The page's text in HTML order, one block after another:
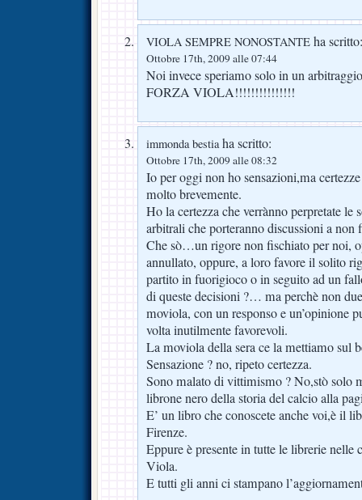
VIOLA SEMPRE NONOSTANTE ha scritto:
Ottobre 17th, 2009 alle 07:44
Noi invece speriamo solo in un
FORZA VIOLA!!!!!!!!!!!!!!!
immonda bestiaha scritto:
Ottobre 17th, 2009 alle 08:32
Io per oggi non ho sensazioni,ma
molto brevemente.
Ho la certezza che verrànno perpretate le
arbitrali che porteranno discussioni a non
Che sò…un rigore non fischiato per noi,
annullato, oppure, a loro favore il solito
partito in fuorigioco o in seguito ad un
di queste decisioni ?… ma perchè non
moviola, con un responso e un’opinione
volta inutilmente favorevoli.
La moviola della sera ce la mettiamo sul
Sensazione ? no, ripeto certezza.
Sono malato di vittimismo ? No,stò solo
librone nero della storia del calcio alla
E’ un libro che conoscete anche voi,è il
Firenze.
Eppure è presente in tutte le librerie nelle
Viola.
E tutti gli anni ci stampano